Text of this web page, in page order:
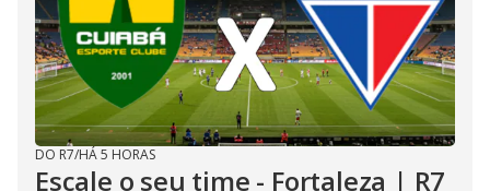
DO R7/HÁ 5 HORAS
Escale o seu time - Fortaleza | R7